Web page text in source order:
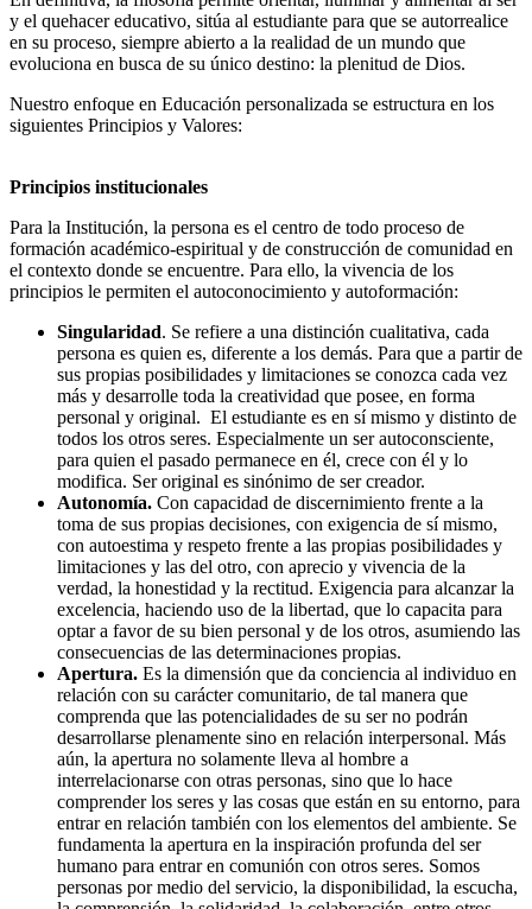
y el quehacer educativo, sitúa al estudiante para que se autorrealice
en su proceso, siempre abierto a la realidad de un mundo que
evoluciona en busca de su único destino: la plenitud de Dios.
Nuestro enfoque en Educación personalizada se estructura en los
siguientes Principios y Valores:
Principios institucionales
Para la Institución, la persona es el centro de todo proceso de
formación académico-espiritual y de construcción de comunidad en
el contexto donde se encuentre. Para ello, la vivencia de los
principios le permiten el autoconocimiento y autoformación:
Singularidad. Se refiere a una distinción cualitativa, cada
persona es quien es, diferente a los demás. Para que a partir de
sus propias posibilidades y limitaciones se conozca cada vez
más y desarrolle toda la creatividad que posee, en forma
personal y original. El estudiante es en sí mismo y distinto de
todos los otros seres. Especialmente un ser autoconsciente,
para quien el pasado permanece en él, crece con él y lo
modifica. Ser original es sinónimo de ser creador.
Autonomía. Con capacidad de discernimiento frente a la
toma de sus propias decisiones, con exigencia de sí mismo,
con autoestima y respeto frente a las propias posibilidades y
limitaciones y las del otro, con aprecio y vivencia de la
verdad, la honestidad y la rectitud. Exigencia para alcanzar la
excelencia, haciendo uso de la libertad, que lo capacita para
optar a favor de su bien personal y de los otros, asumiendo las
consecuencias de las determinaciones propias.
Apertura. Es la dimensión que da conciencia al individuo en
relación con su carácter comunitario, de tal manera que
comprenda que las potencialidades de su ser no podrán
desarrollarse plenamente sino en relación interpersonal. Más
aún, la apertura no solamente lleva al hombre a
interrelacionarse con otras personas, sino que lo hace
comprender los seres y las cosas que están en su entorno, para
entrar en relación también con los elementos del ambiente. Se
fundamenta la apertura en la inspiración profunda del ser
humano para entrar en comunión con otros seres. Somos
personas por medio del servicio, la disponibilidad, la escucha,